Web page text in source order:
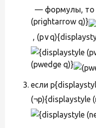
— формулы, то
(prightarrow q)}
,
(pwedge q)}
если
(¬p){displaystyle